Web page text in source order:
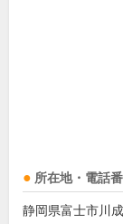
所在地・電話
静岡県富士市川